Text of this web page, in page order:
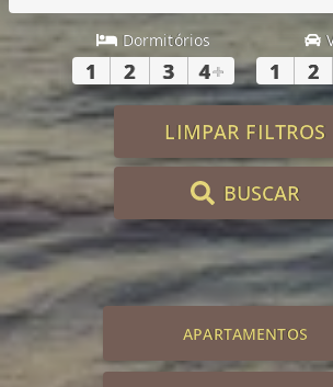
Dormitórios
1 2 3 4+ 1 2
LIMPAR FILTROS
BUSCAR
APARTAMENTOS